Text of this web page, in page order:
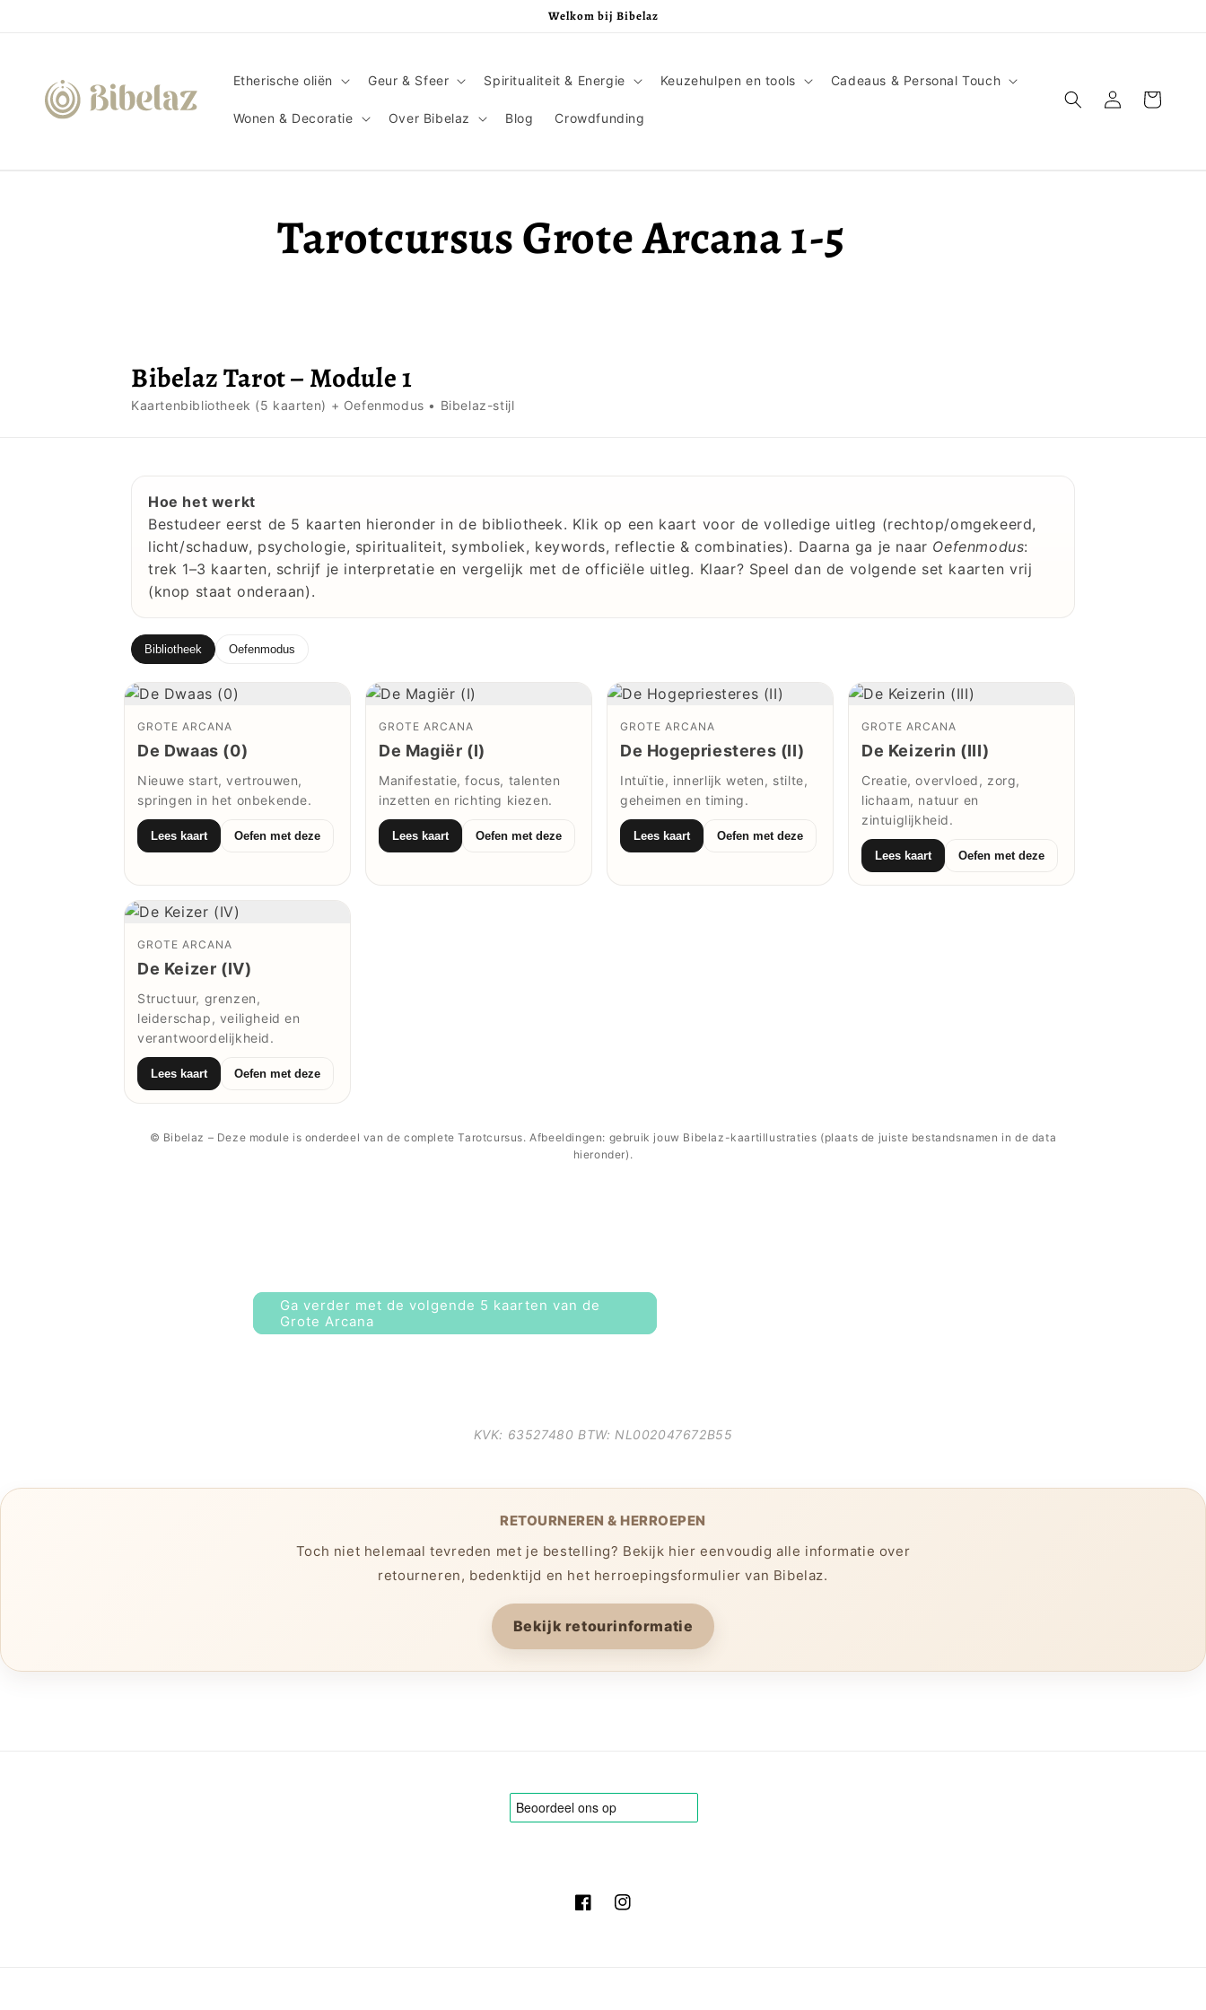
Welkom bij Bibelaz
Etherische oliën Geur & Sfeer Spiritualiteit & Energie Keuzehulpen en tools Cadeaus & Personal Touch
Wonen & Decoratie Over Bibelaz Blog Crowdfunding
Inloggen
Winkelwagen
Tarotcursus Grote Arcana 1-5
Bibelaz Tarot – Module 1
Kaartenbibliotheek (5 kaarten) + Oefenmodus • Bibelaz-stijl
Hoe het werkt
Bestudeer eerst de 5 kaarten hieronder in de bibliotheek. Klik op een kaart voor de volledige uitleg (rechtop/omgekeerd,
licht/schaduw, psychologie, spiritualiteit, symboliek, keywords, reflectie & combinaties). Daarna ga je naar Oefenmodus:
trek 1–3 kaarten, schrijf je interpretatie en vergelijk met de officiële uitleg. Klaar? Speel dan de volgende set kaarten vrij
(knop staat onderaan).
Bibliotheek Oefenmodus
GROTE ARCANA
De Dwaas (0)
Nieuwe start, vertrouwen,
springen in het onbekende.
Lees kaart Oefen met deze
GROTE ARCANA
De Magiër (I)
Manifestatie, focus, talenten
inzetten en richting kiezen.
Lees kaart Oefen met deze
GROTE ARCANA
De Hogepriesteres (II)
Intuïtie, innerlijk weten, stilte,
geheimen en timing.
Lees kaart Oefen met deze
GROTE ARCANA
De Keizerin (III)
Creatie, overvloed, zorg,
lichaam, natuur en
zintuiglijkheid.
Lees kaart Oefen met deze
GROTE ARCANA
De Keizer (IV)
Structuur, grenzen,
leiderschap, veiligheid en
verantwoordelijkheid.
Lees kaart Oefen met deze
© Bibelaz – Deze module is onderdeel van de complete Tarotcursus. Afbeeldingen: gebruik jouw Bibelaz-kaartillustraties (plaats de juiste bestandsnamen in de data
hieronder).
Ga verder met de volgende 5 kaarten van de
Grote Arcana
KVK: 63527480 BTW: NL002047672B55
RETOURNEREN & HERROEPEN
Toch niet helemaal tevreden met je bestelling? Bekijk hier eenvoudig alle informatie over
retourneren, bedenktijd en het herroepingsformulier van Bibelaz.
Bekijk retourinformatie
FacebookInstagram